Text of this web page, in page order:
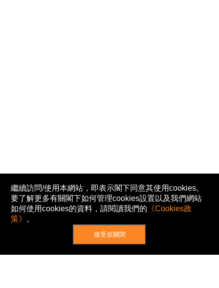
繼續訪問/使用本網站，即表示閣下同意其使用cookies。
要了解更多有關閣下如何管理cookies設置以及我們網站
如何使用cookies的資料，請閱讀我們的 《Cookies政
策》 。
接受並關閉